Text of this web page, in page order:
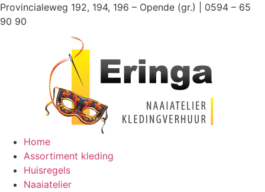
Ga
naar
Provincialeweg 192, 194, 196 – Opende (gr.) | 0594 – 65
90 90
Home
Assortiment kleding
Huisregels
Naaiatelier